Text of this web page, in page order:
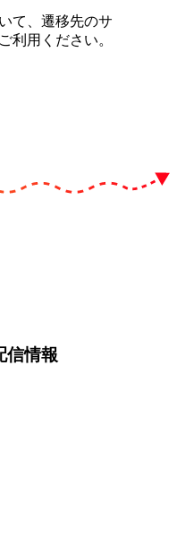
て、遷移先のサ
利用ください。
信情報